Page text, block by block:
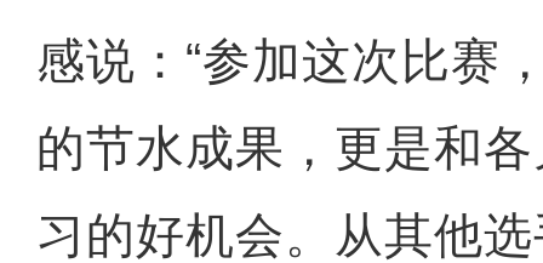
感说：“参加这次比赛
的节水成果，更是和
习的好机会。从其他